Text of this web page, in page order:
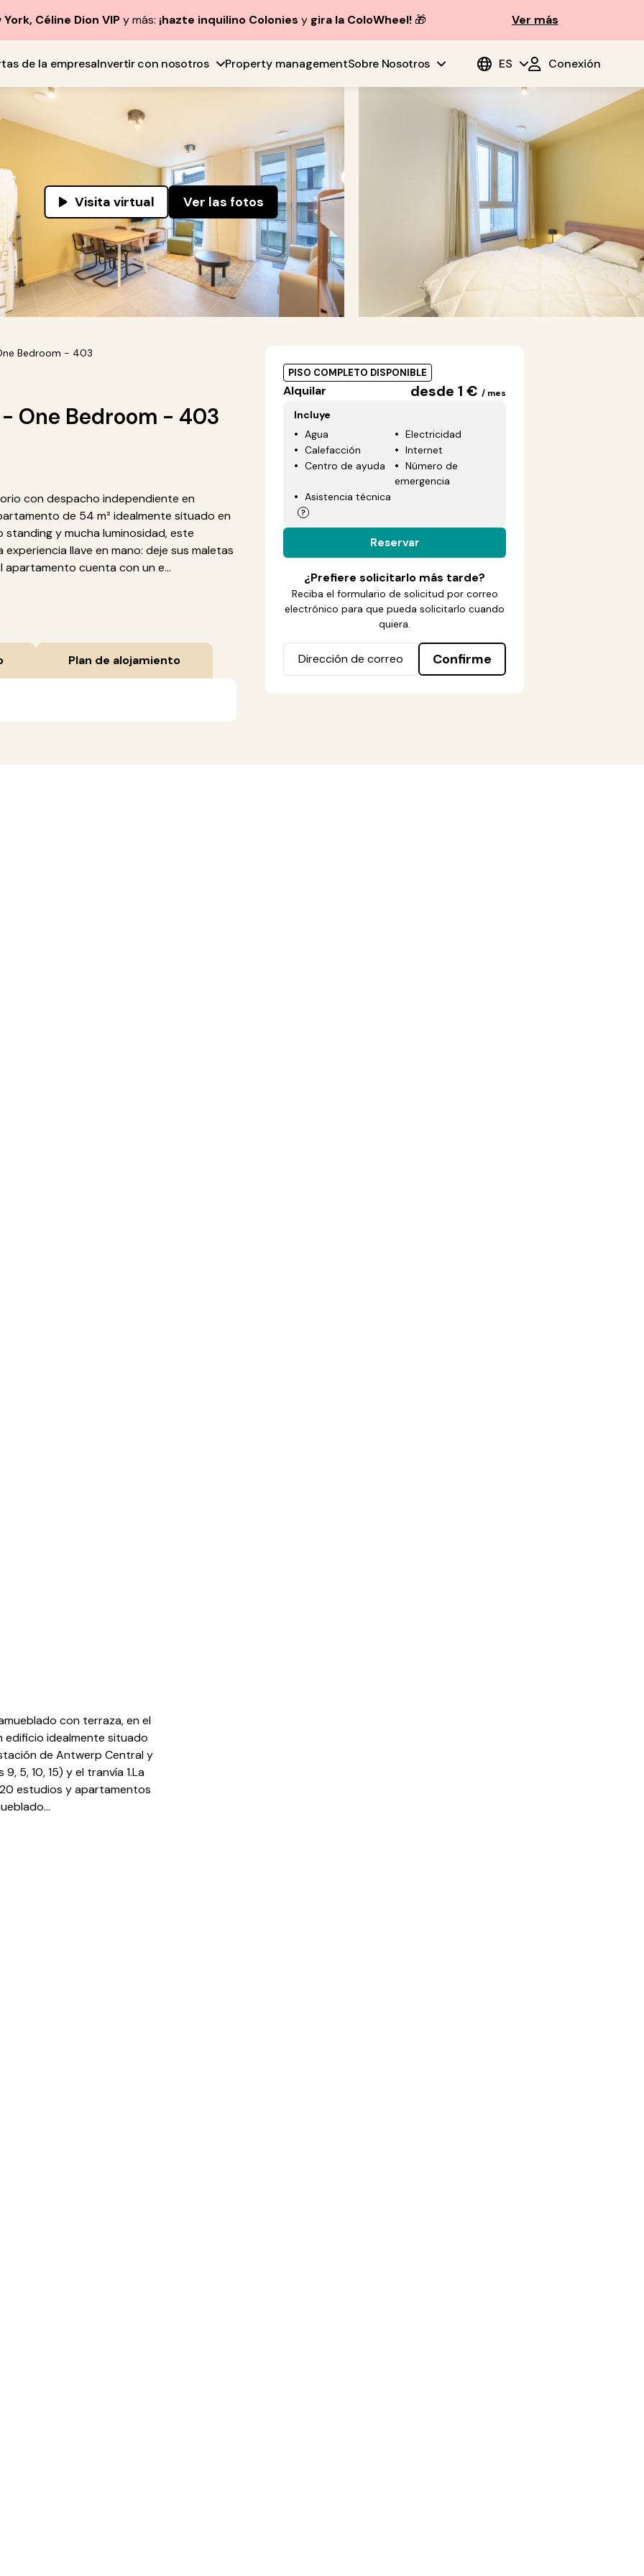
York, Céline Dion VIPy más: ¡hazte inquilino Colonies y gira la ColoWheel! 🎁 Ver más
de la empresaInvertir con nosotros Property managementSobre Nosotros ES Conexión
Visita virtual Ver las fotos
Bedroom - 403
One Bedroom - 403
con despacho independiente en
de 54 m² idealmente situado en
y mucha luminosidad, este
llave en mano: deje sus maletas
apartamento cuenta con un e...
Plan de alojamiento
PISO COMPLETO DISPONIBLE
Alquilar desde 1 € / mes
Incluye
Agua
Electricidad
Calefacción
Internet
Centro de ayuda
Número de
emergencia
Asistencia técnica
Reservar
¿Prefiere solicitarlo más tarde?
Reciba el formulario de solicitud por correo
electrónico para que pueda solicitarlo cuando
quiera.
Confirme
con terraza, en el
edificio idealmente situado
de Antwerp Central y
5, 10, 15) y el tranvía 1.La
estudios y apartamentos